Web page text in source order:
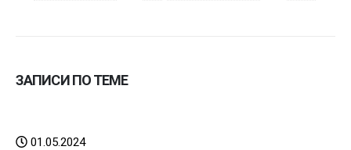
ЗАПИСИ ПО ТЕМЕ
01.05.2024